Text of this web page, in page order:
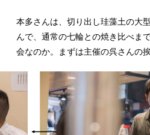
本多さんは、切り出し珪藻土の大
んで、通常の七輪との焼き比べま
会なのか。まずは主催の呉さんの